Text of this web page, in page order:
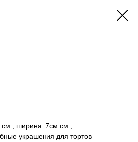
ширина: 7см см.;
украшения для тортов